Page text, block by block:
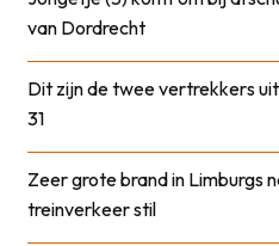
van Dordrecht
Dit zijn de twee vertrekkers
31
Zeer grote brand in Limburgs
treinverkeer stil